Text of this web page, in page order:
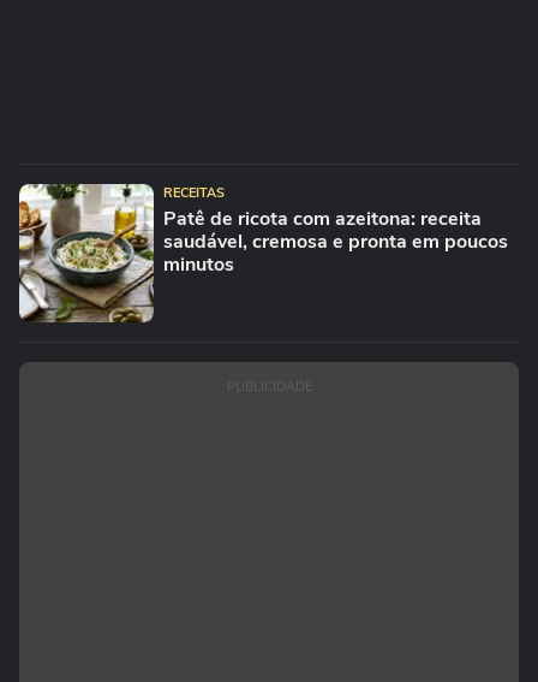
RECEITAS
Patê de ricota com azeitona: receita
saudável, cremosa e pronta em poucos
minutos
PUBLICIDADE